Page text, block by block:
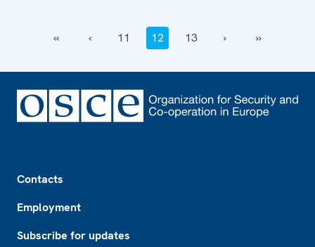
‹‹ ‹ 11 12 13 › ››
Contacts
Employment
Subscribe for updates